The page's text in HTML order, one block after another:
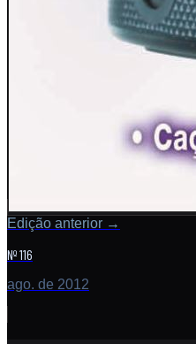
Edição anterior →
Nº 116
ago. de 2012